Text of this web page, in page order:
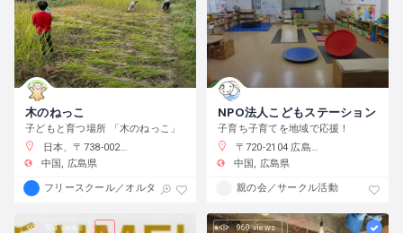
木のねっこ
子どもと育つ場所 ​「木のねっこ」
日本、〒738-0026 広島県廿日市市上平良２２８
中国
広島県
フリースクール／オルタナティブスクール
NPO法人こどもステーション
子育ち子育てを地域で応援！
〒720-2104 広島県福山市神辺町道上２８６２−１
中国
広島県
親の会／サークル活動
504 views 960 views